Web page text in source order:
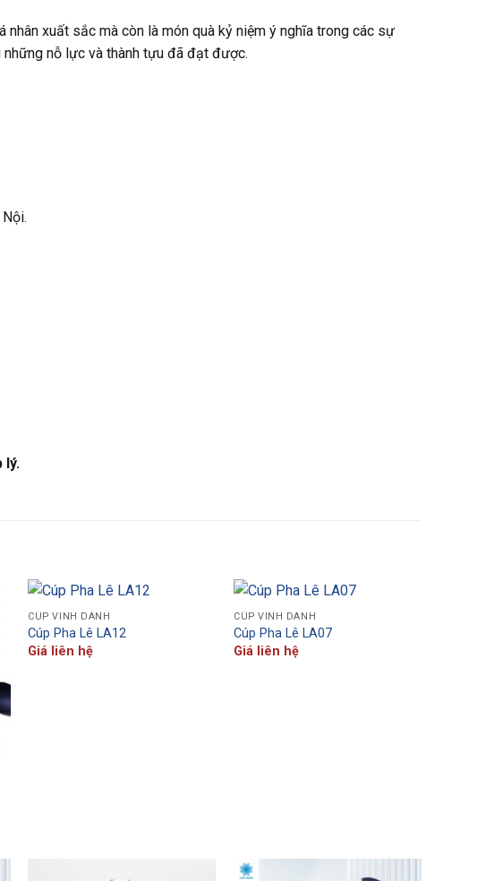
nhân xuất sắc mà còn là món quà kỷ niệm ý nghĩa trong các sự
nỗ lực và thành tựu đã đạt được.
lý.
CÚP VINH DANH
Cúp Pha Lê LA12
Giá liên hệ
CÚP VINH DANH
Cúp Pha Lê LA07
Giá liên hệ